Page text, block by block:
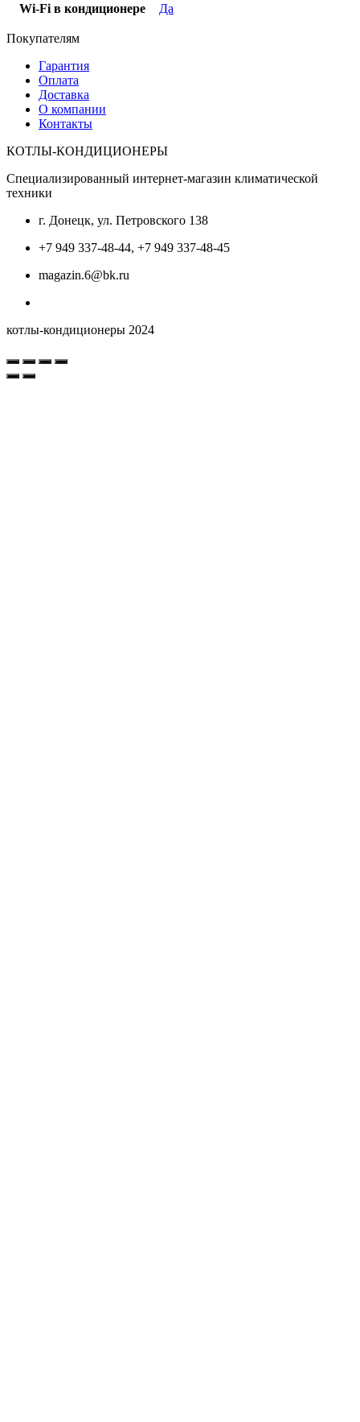
Wi-Fi в кондиционере Да
Покупателям
Гарантия
Оплата
Доставка
О компании
Контакты
КОТЛЫ-КОНДИЦИОНЕРЫ
Специализированный интернет-магазин климатической
техники
г. Донецк, ул. Петровского 138
+7 949 337-48-44, +7 949 337-48-45
magazin.6@bk.ru
котлы-кондиционеры 2024